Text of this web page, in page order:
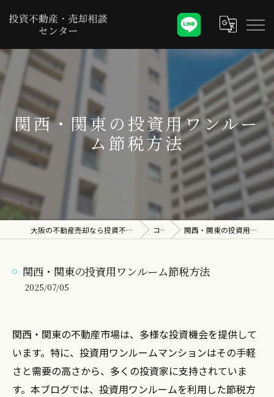
関西・関東の投資用ワンルー
ム節税方法
大阪の不動産売却なら投資不動産・売却相談センター コラム 関西・関東の投資用ワンルーム節税方法
関西・関東の投資用ワンルーム節税方法
2025/07/05
関西・関東の不動産市場は、多様な投資機会を提供して
います。特に、投資用ワンルームマンションはその手軽
さと需要の高さから、多くの投資家に支持されていま
す。本ブログでは、投資用ワンルームを利用した節税方